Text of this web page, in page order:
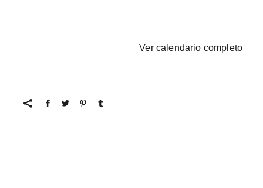
Ver calendario completo